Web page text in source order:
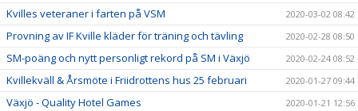
Kvilles veteraner i farten på VSM 2020-03-02 08:42
Provning av IF Kville kläder för träning och tävling 2020-02-28 08:50
SM-poäng och nytt personligt rekord på SM i Växjö 2020-02-24 08:52
Kvillekväll & Årsmöte i Friidrottens hus 25 februari 2020-01-27 09:44
Växjö - Quality Hotel Games 2020-01-21 12:56